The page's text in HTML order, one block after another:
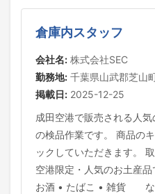
倉庫内スタッフ
会社名: 株式会社SEC
勤務地: 千葉県山武郡芝山
掲載日: 2025-12-25
成田空港で販売される人
の検品作業です。 商品の
ックしていただきます。
空港限定・人気のお土産
お酒 • たばこ • 雑貨 な